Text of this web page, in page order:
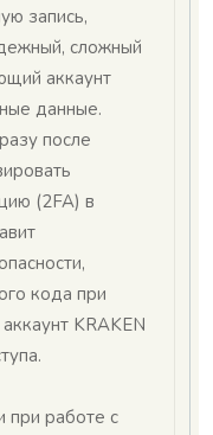
запись,
сложный
аккаунт
данные.
после
(2FA) в
кода при
KRAKEN
при работе с